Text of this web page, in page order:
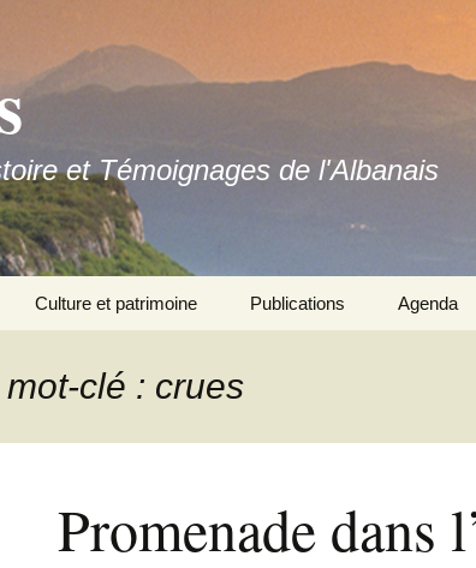
et Témoignages de l'Albanais
Culture et patrimoine Publications Agenda
clé : crues
Promenade dans